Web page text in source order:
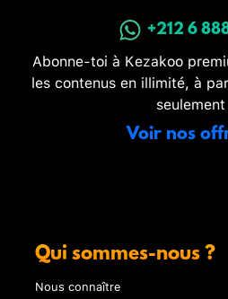
+212 6
Abonne-toi à Kezakoo
les contenus en illimité, à
Voir nos
Qui sommes-nous ?
Nous connaître